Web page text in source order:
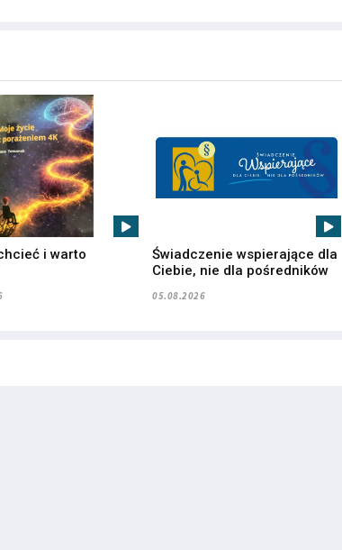
i warto
Świadczenie wspierające dla
Ciebie, nie dla pośredników
05.08.2026